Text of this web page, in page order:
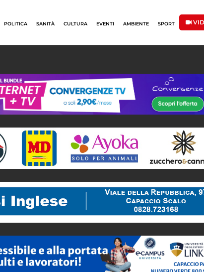
POLITICA SANITÀ CULTURA EVENTI AMBIENTE SPORT